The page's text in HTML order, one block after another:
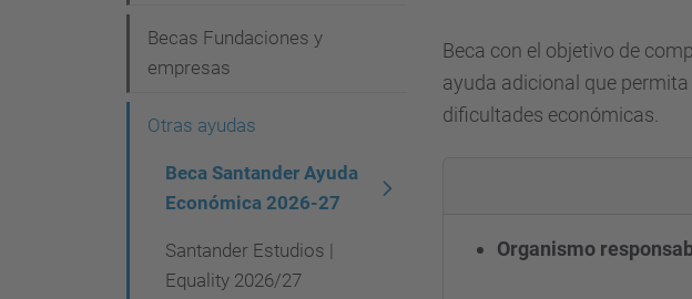
Beca con el objetivo de
ayuda adicional que
dificultades económicas.
Organismo
a
e
Becas Fundaciones y
empresas
Otras ayudas
Beca Santander Ayuda
Económica 2026-27
Santander Estudios |
Equality 2026/27